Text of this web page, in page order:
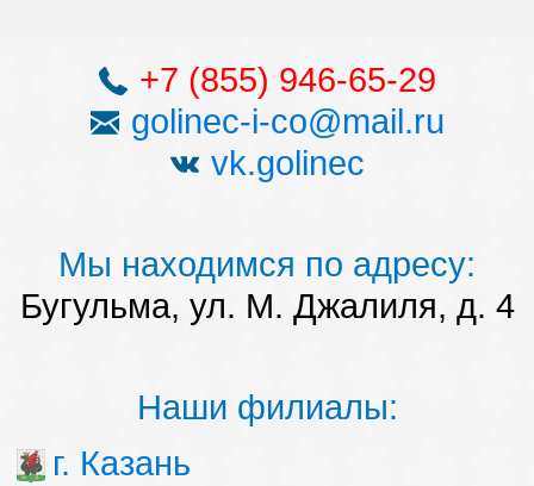
+7 (855) 946-65-29
golinec-i-co@mail.ru
vk.golinec
Мы находимся по адресу:
Бугульма, ул. М. Джалиля, д. 4
Наши филиалы:
г. Казань